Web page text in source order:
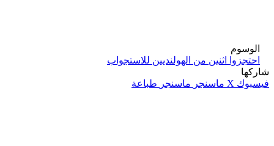
الوسوم
احتجزوا اثنين من الهولنديين للاستجواب
شاركها
فيسبوك ‫X ماسنجر ماسنجر طباعة